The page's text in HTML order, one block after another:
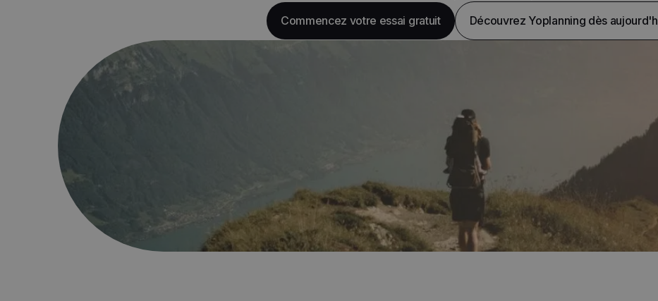
Commencez votre essai gratuit Découvrez Yoplanning dès